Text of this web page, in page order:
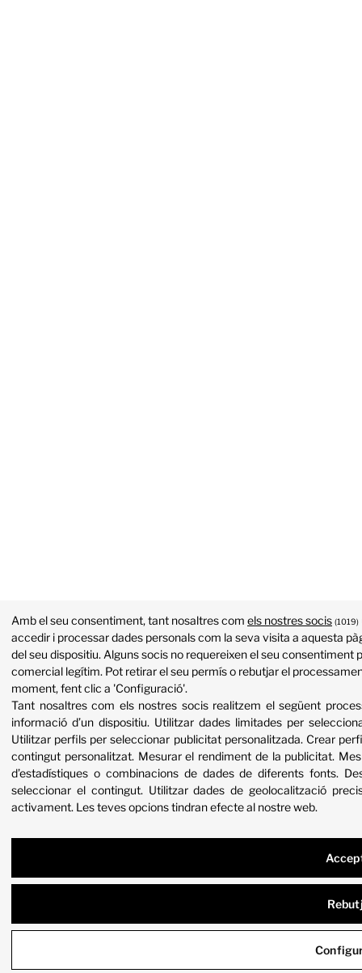
Amb el seu consentiment, tant nosaltres com els nostres socis (1019)
accedir i processar dades personals com la seva visita a aquesta
del seu dispositiu. Alguns socis no requereixen el seu consentiment
comercial legítim. Pot retirar el seu permís o rebutjar el
moment, fent clic a 'Configuració'.
Tant nosaltres com els nostres socis realitzem el següent
informació d’un dispositiu. Utilitzar dades limitades per
Utilitzar perfils per seleccionar publicitat personalitzada. Crear
contingut personalitzat. Mesurar el rendiment de la publicitat.
d’estadístiques o combinacions de dades de diferents fonts.
seleccionar el contingut. Utilitzar dades de geolocalització
activament. Les teves opcions tindran efecte al nostre web.